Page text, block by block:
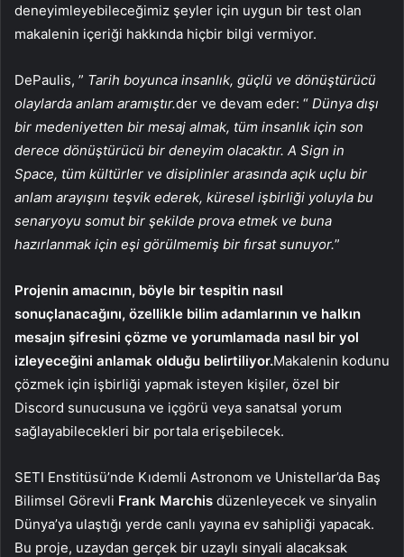
deneyimleyebileceğimiz şeyler için uygun bir test olan
makalenin içeriği hakkında hiçbir bilgi vermiyor.
DePaulis, ” Tarih boyunca insanlık, güçlü ve dönüştürücü
olaylarda anlam aramıştır.der ve devam eder: “ Dünya dışı
bir medeniyetten bir mesaj almak, tüm insanlık için son
derece dönüştürücü bir deneyim olacaktır. A Sign in
Space, tüm kültürler ve disiplinler arasında açık uçlu bir
anlam arayışını teşvik ederek, küresel işbirliği yoluyla bu
senaryoyu somut bir şekilde prova etmek ve buna
hazırlanmak için eşi görülmemiş bir fırsat sunuyor.”
Projenin amacının, böyle bir tespitin nasıl
sonuçlanacağını, özellikle bilim adamlarının ve halkın
mesajın şifresini çözme ve yorumlamada nasıl bir yol
izleyeceğini anlamak olduğu belirtiliyor.Makalenin kodunu
çözmek için işbirliği yapmak isteyen kişiler, özel bir
Discord sunucusuna ve içgörü veya sanatsal yorum
sağlayabilecekleri bir portala erişebilecek.
SETI Enstitüsü’nde Kıdemli Astronom ve Unistellar’da Baş
Bilimsel Görevli Frank Marchis düzenleyecek ve sinyalin
Dünya’ya ulaştığı yerde canlı yayına ev sahipliği yapacak.
Bu proje, uzaydan gerçek bir uzaylı sinyali alacaksak